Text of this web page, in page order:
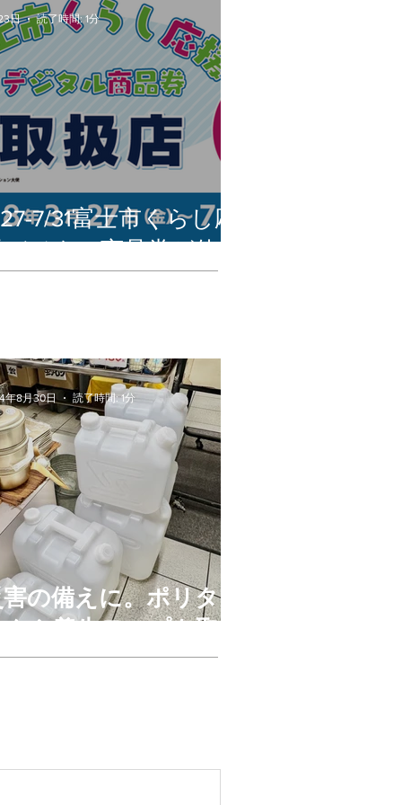
7/31富士市くらし応
ジタル商品券が使え
日 読了時間: 1分
の備えに。ポリタ
や養生テープを取
っております。
年8月30日 読了時間: 1分